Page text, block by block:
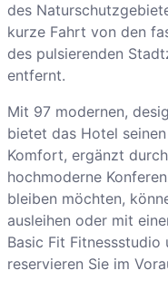
des
kurze Fahrt von den
des pulsierenden
entfernt.
Mit 97 modernen,
bietet das Hotel
Komfort, ergänzt
hochmoderne
bleiben möchten,
ausleihen oder mit
Basic Fit
reservieren Sie im